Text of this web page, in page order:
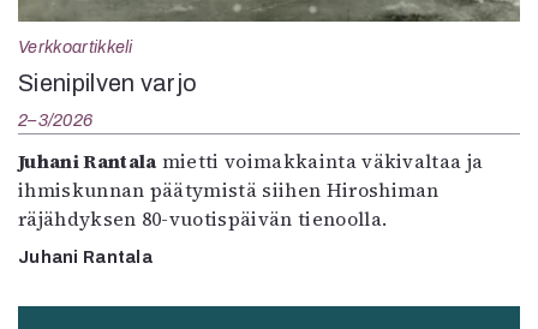
Verkkoartikkeli
Sienipilven varjo
2–3/2026
Juhani Rantala mietti voimakkainta väkivaltaa ja
ihmiskunnan päätymistä siihen Hiroshiman
räjähdyksen 80-vuotispäivän tienoolla.
Juhani Rantala